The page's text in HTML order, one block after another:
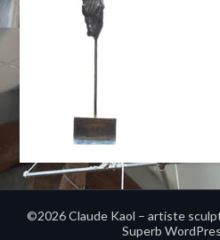
©2026 Claude Kaol – artiste
Superb